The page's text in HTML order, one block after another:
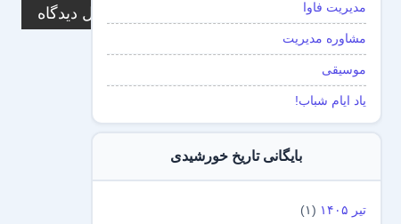
مدیریت فاوا
مشاوره مدیریت
موسیقی
یاد ایام شباب!
بایگانی تاریخ خورشیدی
تیر ۱۴۰۵ (۱)